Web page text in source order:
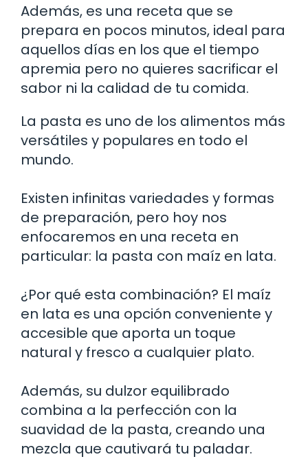
Además, es una receta que se
prepara en pocos minutos, ideal para
aquellos días en los que el tiempo
apremia pero no quieres sacrificar el
sabor ni la calidad de tu comida.
La pasta es uno de los alimentos más
versátiles y populares en todo el
mundo.
Existen infinitas variedades y formas
de preparación, pero hoy nos
enfocaremos en una receta en
particular: la pasta con maíz en lata.
¿Por qué esta combinación? El maíz
en lata es una opción conveniente y
accesible que aporta un toque
natural y fresco a cualquier plato.
Además, su dulzor equilibrado
combina a la perfección con la
suavidad de la pasta, creando una
mezcla que cautivará tu paladar.